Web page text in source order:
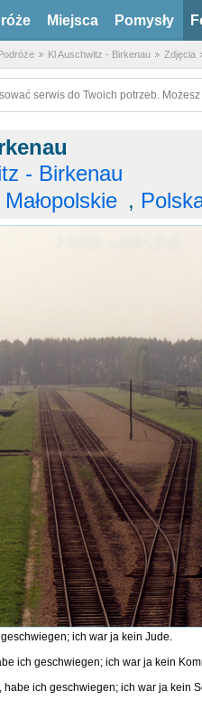
Miejsca Pomysły
Kl Auschwitz - Birkenau Zdjęcia
serwis do Twoich potrzeb.
- Birkenau
Małopolskie ,
ich war ja kein Jude.
ich geschwiegen; ich war ja kein
ich geschwiegen; ich war ja kein